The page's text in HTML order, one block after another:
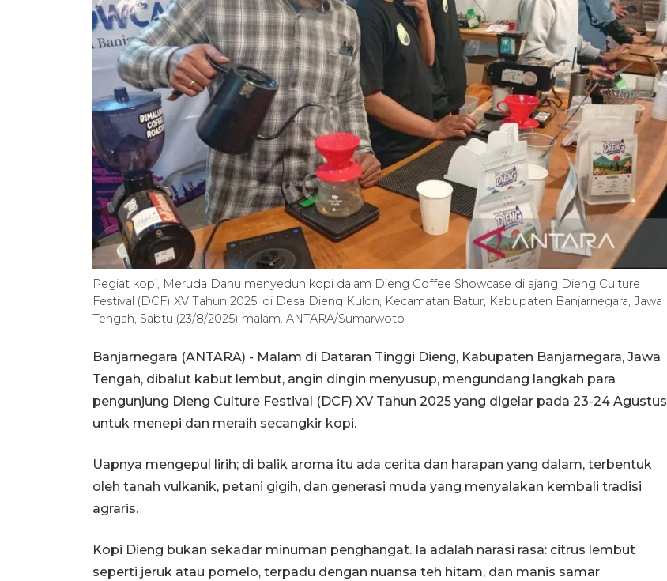
Pegiat kopi, Meruda Danu menyeduh kopi dalam Dieng Coffee Showcase di ajang Dieng Culture
Festival (DCF) XV Tahun 2025, di Desa Dieng Kulon, Kecamatan Batur, Kabupaten Banjarnegara, Jawa
Tengah, Sabtu (23/8/2025) malam. ANTARA/Sumarwoto
Banjarnegara (ANTARA) - Malam di Dataran Tinggi Dieng, Kabupaten Banjarnegara, Jawa
Tengah, dibalut kabut lembut, angin dingin menyusup, mengundang langkah para
pengunjung Dieng Culture Festival (DCF) XV Tahun 2025 yang digelar pada 23-24 Agustus
untuk menepi dan meraih secangkir kopi.
Uapnya mengepul lirih; di balik aroma itu ada cerita dan harapan yang dalam, terbentuk
oleh tanah vulkanik, petani gigih, dan generasi muda yang menyalakan kembali tradisi
agraris.
Kopi Dieng bukan sekadar minuman penghangat. Ia adalah narasi rasa: citrus lembut
seperti jeruk atau pomelo, terpadu dengan nuansa teh hitam, dan manis samar